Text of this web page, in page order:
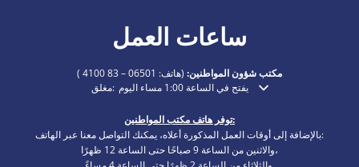
ساعات العمل
مكتب شؤون المواطنين: (هاتف:
)
انقر لإخفاء أوقات الفتح أو الإغلاق الإضافية
مغلق: يفتح في الساعة 1:00 مساء اليوم
توفر هاتف مكتب المواطنين:
بالإضافة إلى أوقات العمل المذكورة أعلاه، يمكنك التواصل معنا عبر الهاتف:
والاثنين من الساعة 9 صباحًا حتى الساعة 12 ظهرًا،